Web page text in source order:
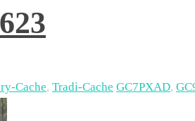
Cache, Tradi-Cache GC7PXAD,